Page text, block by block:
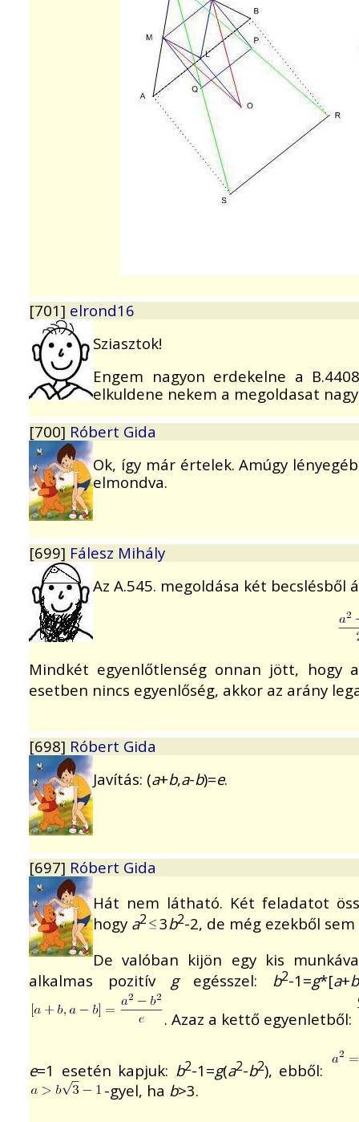
[701] elrond16
Sziasztok!
Engem nagyon erdekelne a
elkuldene nekem a megoldasat
[700] Róbert Gida
Ok, így már értelek. Amúgy
elmondva.
[699] Fálesz Mihály
Az A.545. megoldása két becslésből
Mindkét egyenlőtlenség onnan jött, hogy
esetben nincs egyenlőség, akkor az arány
[698] Róbert Gida
Javítás: (a+b,a-b)=e.
[697] Róbert Gida
Hát nem látható. Két feladatot
hogy a2 3b2-2, de még ezekből
De valóban kijön egy kis
alkalmas pozitív gegésszel: b2-1=g*[a+b
. Azaz a kettő egyenletből:
e=1 esetén kapjuk: b2-1=g(a2-b2), ebből:
-gyel, ha b>3.